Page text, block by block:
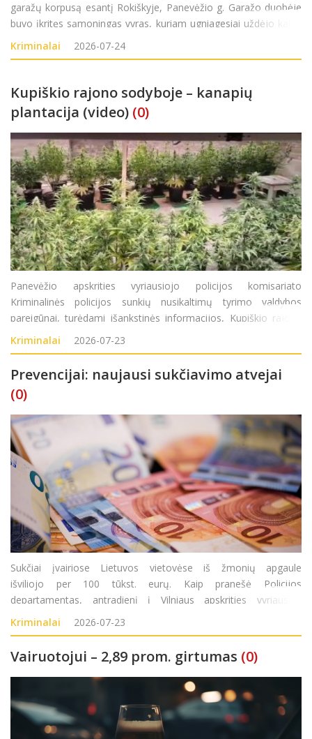
garažų korpusą esantį Rokiškyje, Panevėžio g. Garažo duobėje
buvo įkritęs sąmoningas vyras, kuriam ugniagesiai uždėjo kaklo
įtvarą, iškėlė jį iš garažo duobės ir perdavė greitosios medicinos
pagalbos medikams.
Kriminalai 2026-07-24
Kupiškio rajono sodyboje – kanapių
plantacija (video) (0)
Panevėžio apskrities vyriausiojo policijos komisariato
Kriminalinės policijos sunkių nusikaltimų tyrimo valdybos
pareigūnai, turėdami išankstinės informacijos, Kupiškio rajone
surado didelį kiekį sodyboje auginamų kanapių augalų. Atlikę
kratą Kupiškio rajono gyventojo (
Kriminalai 2026-07-23
Prevencijai: naujausi sukčiavimo atvejai
(0)
Sukčiai įvairiose Lietuvos vietovėse iš žmonių apgaule
išviliojo per 100 tūkst. eurų. Kaip pranešė Policijos
departamentas, antradienį į Vilniaus apskrities vyriausiąjį
policijos komisariatą (AVPK) kreipėsi 1950 metais gimusi
moteris. Ji pranešė, kad pirmadienį
Kriminalai 2026-07-23
Vairuotojui – 2,89 prom. girtumas (0)